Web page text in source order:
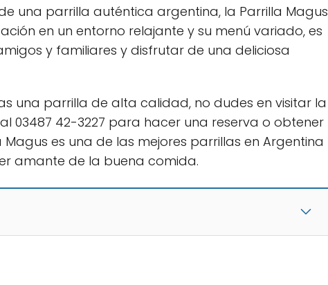
una parrilla auténtica argentina, la Parrilla Magus
en un entorno relajante y su menú variado, es
y familiares y disfrutar de una deliciosa
una parrilla de alta calidad, no dudes en visitar la
03487 42-3227 para hacer una reserva o obtener
es una de las mejores parrillas en Argentina
amante de la buena comida.